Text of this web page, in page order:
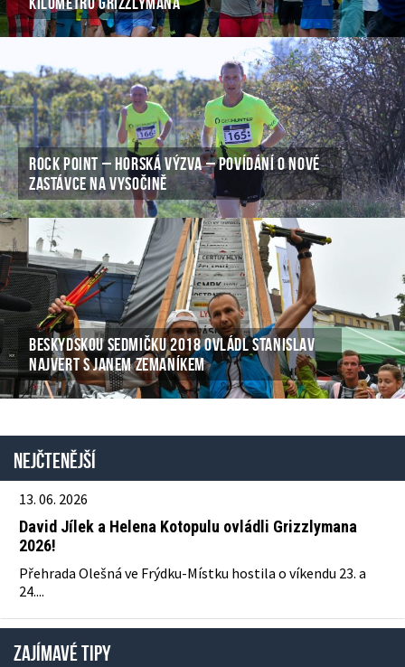
ROCK POINT – HORSKÁ VÝZVA – POVÍDÁNÍ O NOVÉ
ZASTÁVCE NA VYSOČINĚ
BESKYDSKOU SEDMIČKU 2018 OVLÁDL STANISLAV
NAJVERT S JANEM ZEMANÍKEM
Nejčtenější
13. 06. 2026
David Jílek a Helena Kotopulu ovládli Grizzlymana
2026!
Přehrada Olešná ve Frýdku-Místku hostila o víkendu 23. a
24....
ZAJÍMAVÉ TIPY